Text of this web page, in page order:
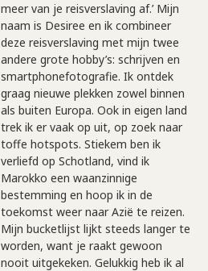
meer van je reisverslaving af.’ Mijn
naam is Desiree en ik combineer
deze reisverslaving met mijn twee
andere grote hobby’s: schrijven en
smartphonefotografie. Ik ontdek
graag nieuwe plekken zowel binnen
als buiten Europa. Ook in eigen land
trek ik er vaak op uit, op zoek naar
toffe hotspots. Stiekem ben ik
verliefd op Schotland, vind ik
Marokko een waanzinnige
bestemming en hoop ik in de
toekomst weer naar Azië te reizen.
Mijn bucketlijst lijkt steeds langer te
worden, want je raakt gewoon
nooit uitgekeken. Gelukkig heb ik al